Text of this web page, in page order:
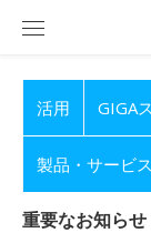
活用 GIGA
製品・サービス
重要なお知らせ